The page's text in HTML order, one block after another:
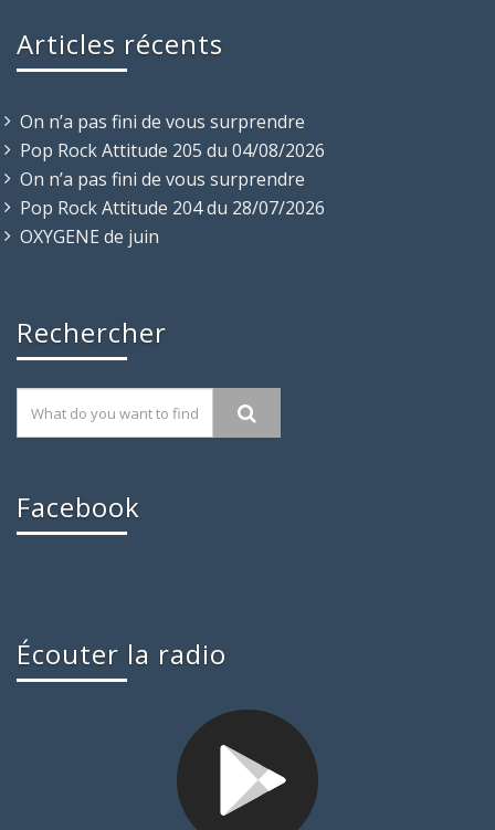
Articles récents
On n’a pas fini de vous surprendre
Pop Rock Attitude 205 du 04/08/2026
On n’a pas fini de vous surprendre
Pop Rock Attitude 204 du 28/07/2026
OXYGENE de juin
Rechercher
Facebook
Écouter la radio